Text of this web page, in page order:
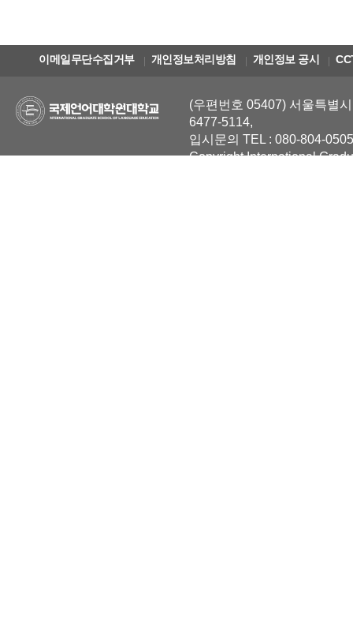
이메일무단수집거부 개인정보처리방침 개인정보 공시
(우편번호 05407) 서울특별
6477-5114,
입시문의 TEL : 080-804-
Copyright International